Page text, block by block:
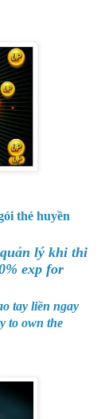
thẻ huyền
lý khi thi
exp for
tay liền ngay
to own the